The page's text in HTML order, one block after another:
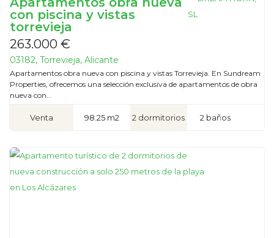
con piscina y vistas
torrevieja
263.000 €
03182, Torrevieja, Alicante
Apartamentos obra nueva con piscina y vistas Torrevieja. En Sundream
Properties, ofrecemos una selección exclusiva de apartamentos de obra
nueva con...
Venta 98.25 m2 2 dormitorios 2 baños